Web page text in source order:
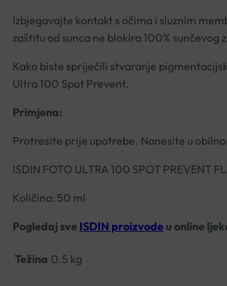
Izbjegavajte kontakt s očima i sluznim
zaštitu od sunca ne blokira 100%
Kako biste spriječili stvaranje
Ultra 100 Spot Prevent.
Primjena:
Protresite prije upotrebe. Nanesite u
ISDIN FOTO ULTRA 100 SPOT PREVENT
Količina: 50 ml
Pogledaj sve ISDIN proizvode u online
Težina 0.5 kg